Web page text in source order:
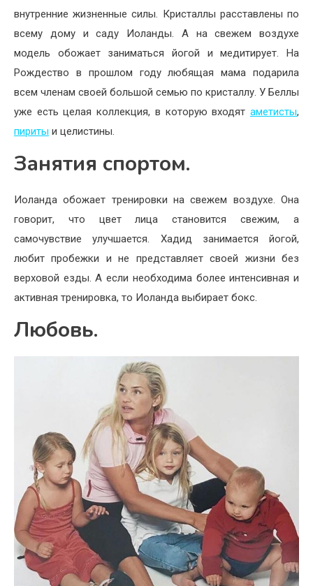
внутренние жизненные силы. Кристаллы расставлены по
всему дому и саду Иоланды. А на свежем воздухе
модель обожает заниматься йогой и медитирует. На
Рождество в прошлом году любящая мама подарила
всем членам своей большой семью по кристаллу. У Беллы
уже есть целая коллекция, в которую входят аметисты,
пириты и целистины.
Занятия спортом.
Иоланда обожает тренировки на свежем воздухе. Она
говорит, что цвет лица становится свежим, а
самочувствие улучшается. Хадид занимается йогой,
любит пробежки и не представляет своей жизни без
верховой езды. А если необходима более интенсивная и
активная тренировка, то Иоланда выбирает бокс.
Любовь.